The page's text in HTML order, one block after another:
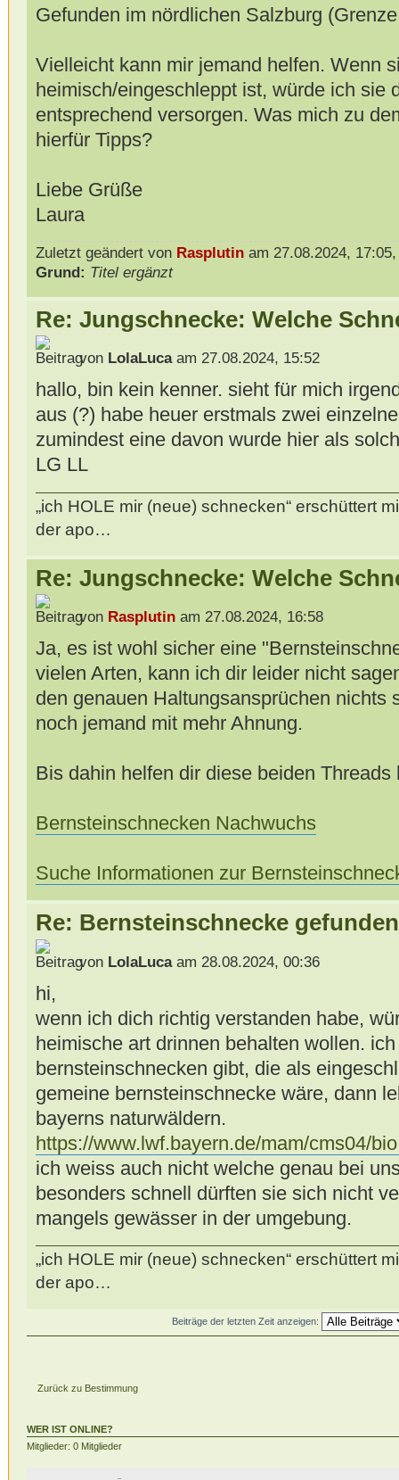
Gefunden im nördlichen Salzburg
Vielleicht kann mir jemand helfen. Wenn
heimisch/eingeschleppt ist, würde ich sie
entsprechend versorgen. Was mich zu
hierfür Tipps?
Liebe Grüße
Laura
Zuletzt geändert von Rasplutinam 27.08.2024,
Grund: Titel ergänzt
Re: Jungschnecke: Welche
von LolaLucaam 27.08.2024, 15:52
hallo, bin kein kenner. sieht für mich
aus (?) habe heuer erstmals zwei
zumindest eine davon wurde hier als
LG LL
„ich HOLE mir (neue) schnecken“ erschüttert
der apo…
Re: Jungschnecke: Welche
von Rasplutinam 27.08.2024, 16:58
Ja, es ist wohl sicher eine
vielen Arten, kann ich dir leider nicht
den genauen Haltungsansprüchen nichts
noch jemand mit mehr Ahnung.
Bis dahin helfen dir diese beiden
Bernsteinschnecken Nachwuchs
Suche Informationen zur
Re: Bernsteinschnecke
von LolaLucaam 28.08.2024, 00:36
hi,
wenn ich dich richtig verstanden habe,
heimische art drinnen behalten wollen.
bernsteinschnecken gibt, die als
gemeine bernsteinschnecke wäre, dann
bayerns naturwäldern.
https://www.lwf.bayern.de/mam/cms04/
ich weiss auch nicht welche genau bei
besonders schnell dürften sie sich nicht
mangels gewässer in der umgebung.
„ich HOLE mir (neue) schnecken“ erschüttert
der apo…
Beiträge der letzten Zeit anzeigen:
Zurück zu Bestimmung
WER IST ONLINE?
Mitglieder: 0 Mitglieder